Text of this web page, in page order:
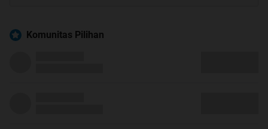
Komunitas Pilihan